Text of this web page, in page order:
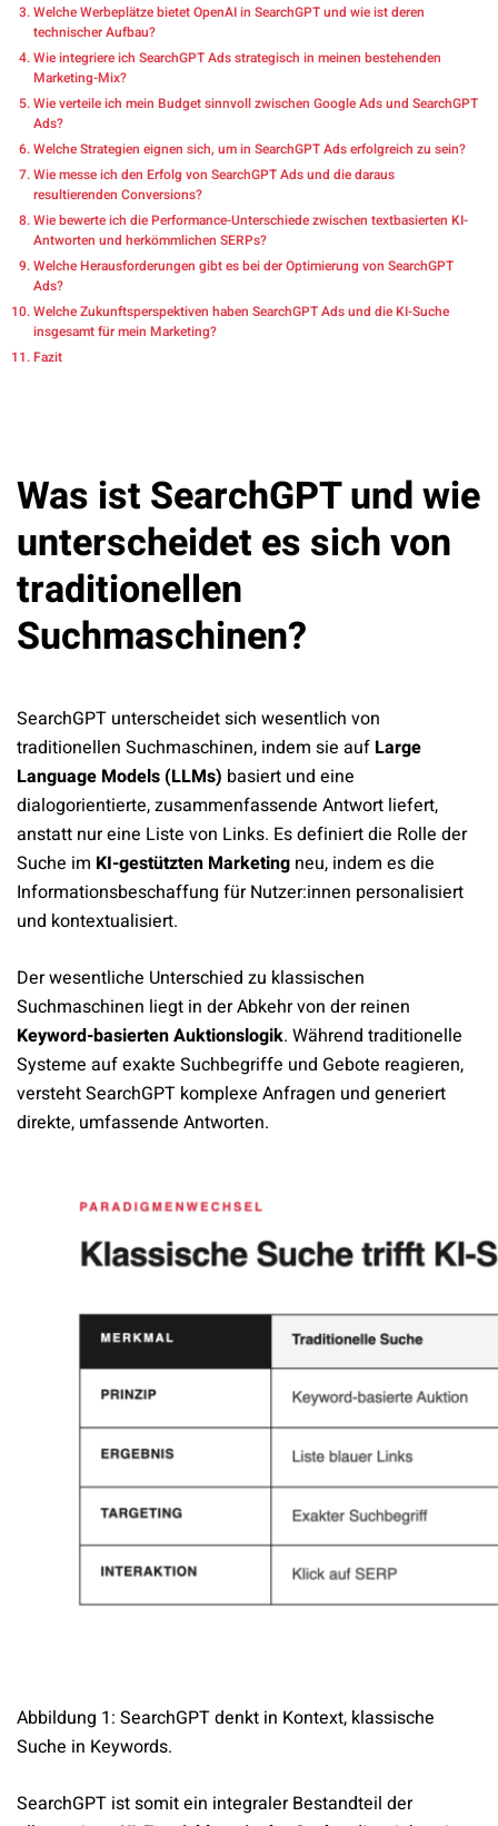
Welche Werbeplätze bietet OpenAI in SearchGPT und wie ist deren
technischer Aufbau?
Wie integriere ich SearchGPT Ads strategisch in meinen bestehenden
Marketing-Mix?
Wie verteile ich mein Budget sinnvoll zwischen Google Ads und SearchGPT
Ads?
Welche Strategien eignen sich, um in SearchGPT Ads erfolgreich zu sein?
Wie messe ich den Erfolg von SearchGPT Ads und die daraus
resultierenden Conversions?
Wie bewerte ich die Performance-Unterschiede zwischen textbasierten KI-
Antworten und herkömmlichen SERPs?
Welche Herausforderungen gibt es bei der Optimierung von SearchGPT
Ads?
Welche Zukunftsperspektiven haben SearchGPT Ads und die KI-Suche
insgesamt für mein Marketing?
Fazit
Was ist SearchGPT und wie
unterscheidet es sich von
traditionellen
Suchmaschinen?
SearchGPT unterscheidet sich wesentlich von
traditionellen Suchmaschinen, indem sie auf Large
Language Models (LLMs) basiert und eine
dialogorientierte, zusammenfassende Antwort liefert,
anstatt nur eine Liste von Links. Es definiert die Rolle der
Suche im KI-gestützten Marketing neu, indem es die
Informationsbeschaffung für Nutzer:innen personalisiert
und kontextualisiert.
Der wesentliche Unterschied zu klassischen
Suchmaschinen liegt in der Abkehr von der reinen
Keyword-basierten Auktionslogik. Während traditionelle
Systeme auf exakte Suchbegriffe und Gebote reagieren,
versteht SearchGPT komplexe Anfragen und generiert
direkte, umfassende Antworten.
Abbildung 1: SearchGPT denkt in Kontext, klassische
Suche in Keywords.
SearchGPT ist somit ein integraler Bestandteil der